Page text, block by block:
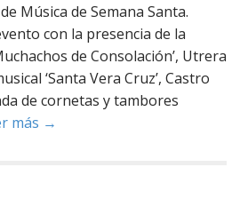
Música de Semana Santa.
con la presencia de la
de Consolación’, Utrera
‘Santa Vera Cruz’, Castro
de cornetas y tambores
más →